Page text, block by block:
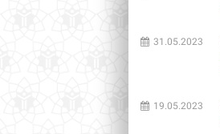
31.05.2023
19.05.2023